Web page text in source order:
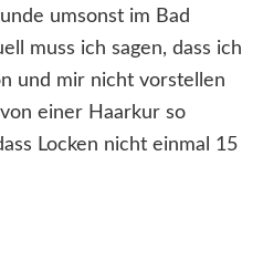
umsonst im Bad
muss ich sagen, dass ich
und mir nicht vorstellen
einer Haarkur so
Locken nicht einmal 15